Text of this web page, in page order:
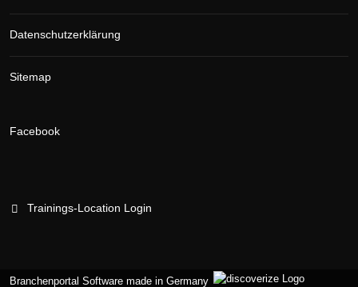
Datenschutzerklärung
Sitemap
Facebook
Trainings-Location Login
Branchenportal Software made in Germany